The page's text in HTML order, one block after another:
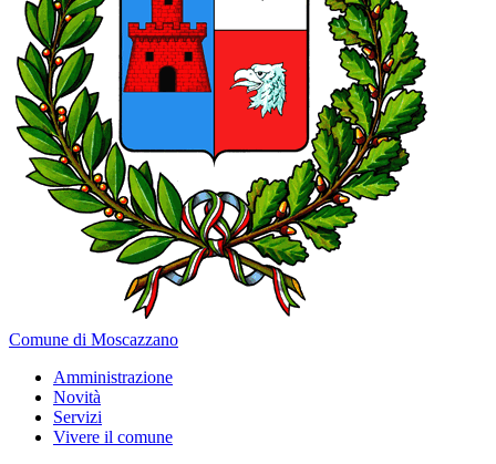
Comune di Moscazzano
Amministrazione
Novità
Servizi
Vivere il comune